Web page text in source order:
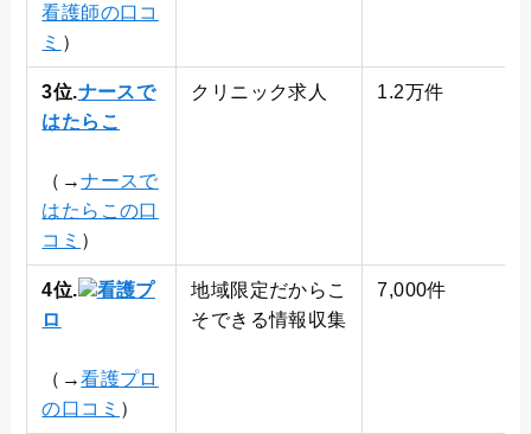
看護師の口コ
ミ ）
3位.ナースで
はたらこ
（→ナースで
はたらこの口
コミ ）
クリニック求人 1.2万件
4位.
看護プ
ロ
（→看護プロ
の口コミ ）
地域限定だからこ
そできる情報収集
7,000件